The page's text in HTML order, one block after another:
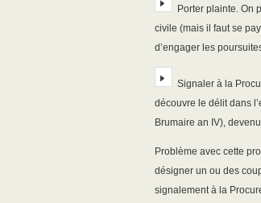
Porter plainte. On
civile (mais il faut se
d’engager les
Signaler à la
découvre le délit dans
Brumaire an IV),
Problème avec cette
désigner un ou des
signalement à la